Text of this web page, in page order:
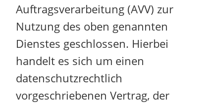
Auftragsverarbeitung (AVV) zur
Nutzung des oben genannten
Dienstes geschlossen. Hierbei
handelt es sich um einen
datenschutzrechtlich
vorgeschriebenen Vertrag, der